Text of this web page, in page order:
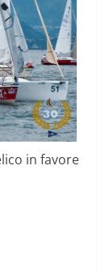
in favore